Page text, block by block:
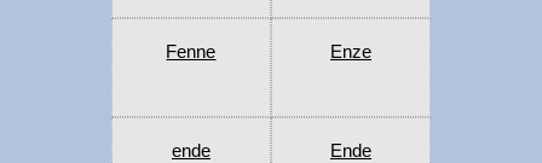
Fenne Enze
ende Ende